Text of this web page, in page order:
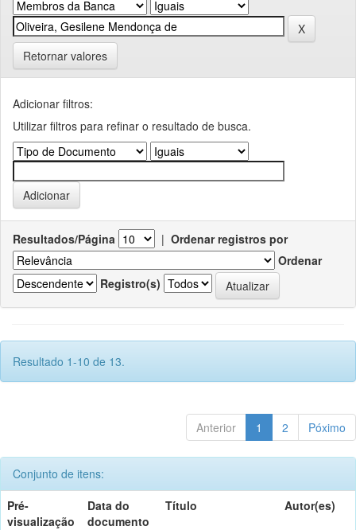
Retornar valores
Adicionar filtros:
Utilizar filtros para refinar o resultado de busca.
Resultados/Página | Ordenar registros por
Ordenar
Registro(s)
Resultado 1-10 de 13.
Anterior 1 2 Póximo
Conjunto de itens:
Pré-
visualização
Data do
documento
Título Autor(es)